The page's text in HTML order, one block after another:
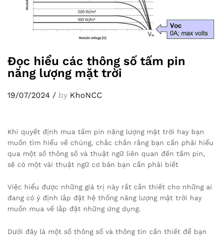
Đọc hiểu các thông số tấm pin
năng lượng mặt trời
19/07/2024 / by KhoNCC
Khi quyết định mua tấm pin năng lượng mặt trời hay bạn
muốn tìm hiểu về chúng, chắc chắn rằng bạn cần phải hiểu
qua một số thông số và thuật ngữ liên quan đến tấm pin,
sẽ có một vài thuật ngữ cơ bản bạn cần phải biết
Việc hiểu được những giá trị này rất cần thiết cho những ai
đang có ý định lắp đặt hệ thống năng lượng mặt trời hay
muốn mua về lắp đặt những ứng dụng.
Dưới đây là một số thông số và thông tin cần thiết để bạn